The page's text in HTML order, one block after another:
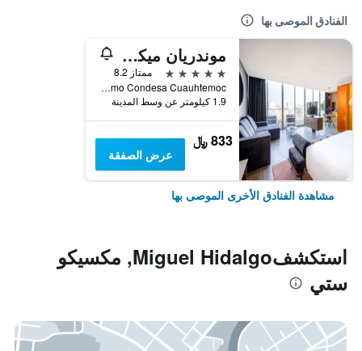
الفنادق الموصى بها
موندريان ميكسيكو سيتي كونديسا
5 نجوم
ممتاز 8.2
Aguascalientes 158 Hipodromo Condesa Cuauhtemoc, مكسيكو ستي, ولاية مقاطعة مدينة مكسيكو الفيدرالية, المكسيك
1.9 كيلومتر عن وسط المدينة
833 ﷼
عرض الصفقة
مشاهدة الفنادق الأخرى الموصى بها
استكشفMiguel Hidalgo, مكسيكو
ستي